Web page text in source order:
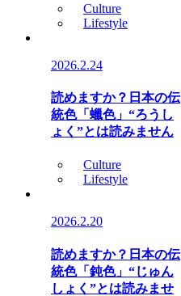
Culture
Lifestyle
2026.2.24
読めますか？日本の伝
統色「蠟色」“ろうし
ょく”とは読みません
Culture
Lifestyle
2026.2.20
読めますか？日本の伝
統色「鈍色」“じゅん
しょく”とは読みませ